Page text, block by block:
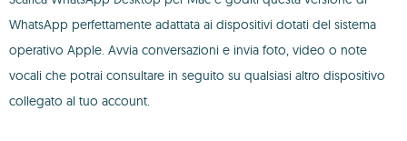
WhatsApp perfettamente adattata ai dispositivi dotati del sistema
operativo Apple. Avvia conversazioni e invia foto, video o note
vocali che potrai consultare in seguito su qualsiasi altro dispositivo
collegato al tuo account.